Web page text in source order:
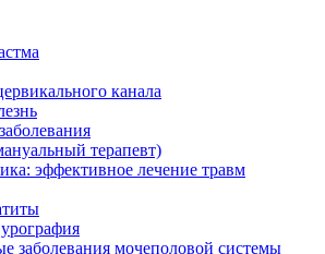
канала
терапевт)
эффективное лечение травм
заболевания мочеполовой системы